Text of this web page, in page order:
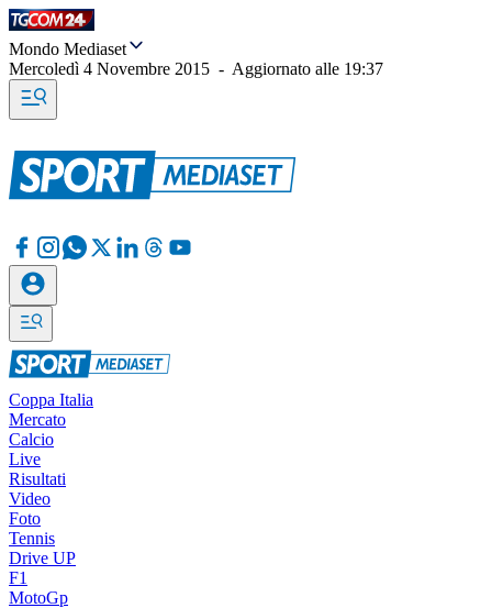
Mondo Mediaset
Mercoledì 4 Novembre 2015 - Aggiornato alle 19:37
Coppa Italia
Mercato
Calcio
Live
Risultati
Video
Foto
Tennis
Drive UP
F1
MotoGp